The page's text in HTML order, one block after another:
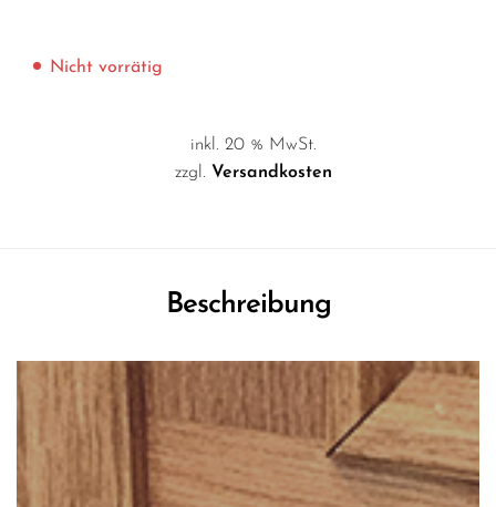
Nicht vorrätig
inkl. 20 % MwSt.
zzgl. Versandkosten
Beschreibung